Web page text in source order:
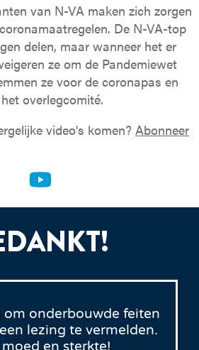
van N-VA maken zich zorgen
De N-VA-top
delen, maar wanneer het er
ze om de Pandemiewet
ze voor de coronapas en
overlegcomité.
video's komen? Abonneer
om onderbouwde feiten
lezing te vermelden.
moed en sterkte!